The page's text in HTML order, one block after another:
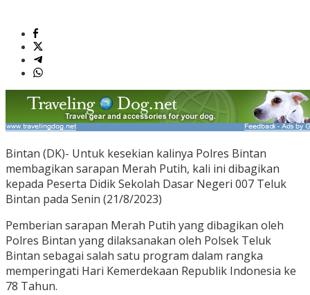
Bintan (DK)- Untuk kesekian kalinya Polres Bintan
membagikan sarapan Merah Putih, kali ini dibagikan
kepada Peserta Didik Sekolah Dasar Negeri 007 Teluk
Bintan pada Senin (21/8/2023)
Pemberian sarapan Merah Putih yang dibagikan oleh
Polres Bintan yang dilaksanakan oleh Polsek Teluk
Bintan sebagai salah satu program dalam rangka
memperingati Hari Kemerdekaan Republik Indonesia ke
78 Tahun.